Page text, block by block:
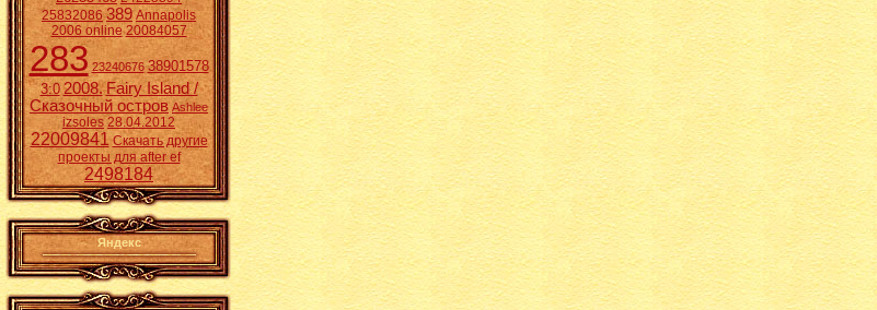
25832086 389 Annapolis
2006 online 20084057
283 23240676 38901578
3:0 2008. Fairy Island /
Сказочный остров Ashlee
izsoles 28.04.2012
22009841 Скачать другие
проекты для after ef
2498184
Яндекс